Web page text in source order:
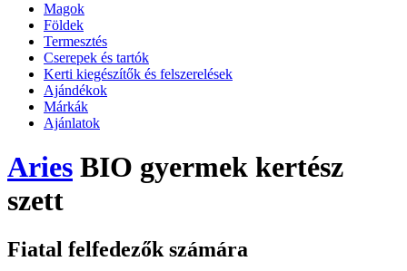
Magok
Földek
Termesztés
Cserepek és tartók
Kerti kiegészítők és felszerelések
Ajándékok
Márkák
Ajánlatok
Aries BIO gyermek kertész
szett
Fiatal felfedezők számára